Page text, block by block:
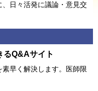
⽇々活発に議論・意⾒交
るQ&Aサイト
早く解決します。医師限